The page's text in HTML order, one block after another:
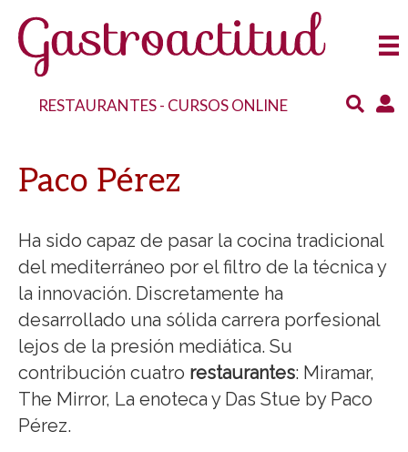
RESTAURANTES- CURSOS ONLINE
Paco Pérez
Ha sido capaz de pasar la cocina tradicional
del mediterráneo por el filtro de la técnica y
la innovación. Discretamente ha
desarrollado una sólida carrera porfesional
lejos de la presión mediática. Su
contribución cuatro restaurantes: Miramar,
The Mirror, La enoteca y Das Stue by Paco
Pérez.